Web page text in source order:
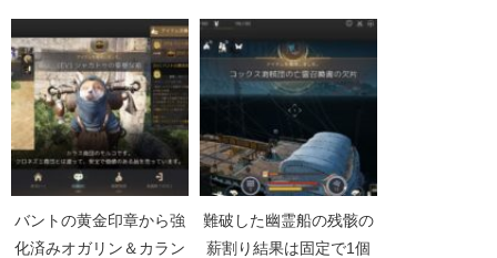
バントの黄金印章から強
化済みオガリン＆カラン
難破した幽霊船の残骸の
薪割り結果は固定で1個